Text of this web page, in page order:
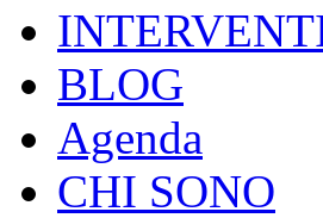
BLOG
Agenda
CHI SONO